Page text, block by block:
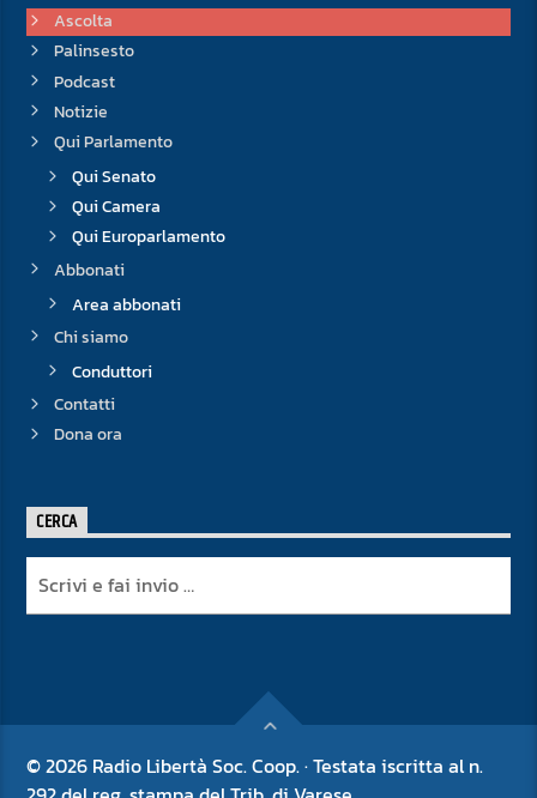
Ascolta
Palinsesto
Podcast
Notizie
Qui Parlamento
Qui Senato
Qui Camera
Qui Europarlamento
Abbonati
Area abbonati
Chi siamo
Conduttori
Contatti
Dona ora
CERCA
© 2026 Radio Libertà Soc. Coop. · Testata iscritta al n.